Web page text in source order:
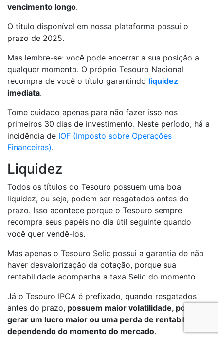
vencimento longo.
O título disponível em nossa plataforma possui o
prazo de 2025.
Mas lembre-se: você pode encerrar a sua posição a
qualquer momento. O próprio Tesouro Nacional
recompra de você o título garantindo liquidez
imediata.
Tome cuidado apenas para não fazer isso nos
primeiros 30 dias de investimento. Neste período, há a
incidência de IOF (Imposto sobre Operações
Financeiras).
Liquidez
Todos os títulos do Tesouro possuem uma boa
liquidez, ou seja, podem ser resgatados antes do
prazo. Isso acontece porque o Tesouro sempre
recompra seus papéis no dia útil seguinte quando
você quer vendê-los.
Mas apenas o Tesouro Selic possui a garantia de não
haver desvalorização da cotação, porque sua
rentabilidade acompanha a taxa Selic do momento.
Já o Tesouro IPCA é prefixado, quando resgatados
antes do prazo, possuem maior volatilidade, podendo
gerar um lucro maior ou uma perda de rentabilidade,
dependendo do momento do mercado.